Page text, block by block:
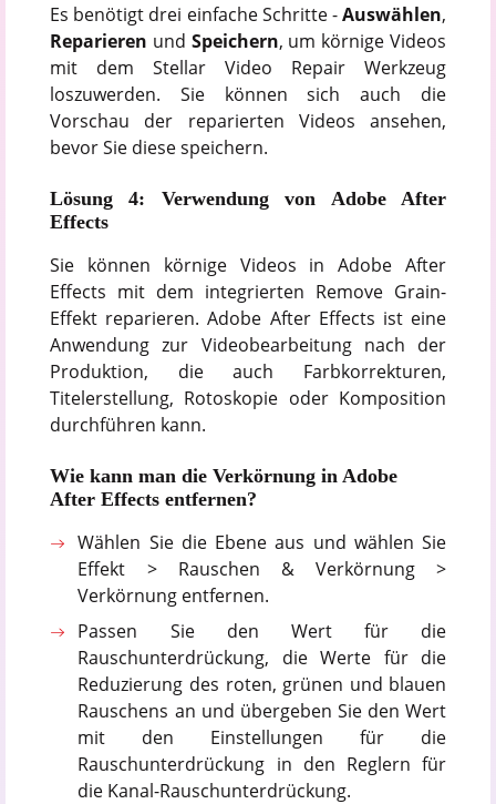
Es benötigt drei einfache Schritte -Auswählen,
Reparieren und Speichern, um körnige Videos
mit dem Stellar Video Repair Werkzeug
loszuwerden. Sie können sich auch die
Vorschau der reparierten Videos ansehen,
bevor Sie diese speichern.
Lösung 4: Verwendung von Adobe After
Effects
Sie können körnige Videos in Adobe After
Effects mit dem integrierten Remove Grain-
Effekt reparieren. Adobe After Effects ist eine
Anwendung zur Videobearbeitung nach der
Produktion, die auch Farbkorrekturen,
Titelerstellung, Rotoskopie oder Komposition
durchführen kann.
Wie kann man die Verkörnung in Adobe
After Effects entfernen?
Wählen Sie die Ebene aus und wählen Sie
Effekt > Rauschen & Verkörnung >
Verkörnung entfernen.
Passen Sie den Wert für die
Rauschunterdrückung, die Werte für die
Reduzierung des roten, grünen und blauen
Rauschens an und übergeben Sie den Wert
mit den Einstellungen für die
Rauschunterdrückung in den Reglern für
die Kanal-Rauschunterdrückung.